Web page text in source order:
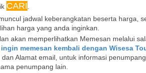
CARI
jadwal keberangkatan beserta harga,
harga yang anda inginkan.
akan memperlihatkan Memesan melalui
memesan kembali dengan Wisesa
dan Alamat email, untuk informasi
penumpang lain.